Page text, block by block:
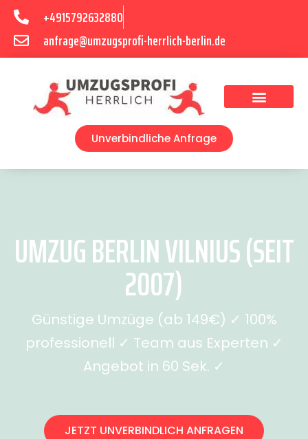
+4915792632880
anfrage@umzugsprofi-herrlich-berlin.de
Unverbindliche Anfrage
UMZUG BERLIN VILNIUS (SEIT
2007)
Günstige Umzüge (ab 149€) ✓ 100%
professionell ✓ Team aus Experten ✓
Angebot in 60 Sek. ✓
JETZT UNVERBINDLICH ANFRAGEN